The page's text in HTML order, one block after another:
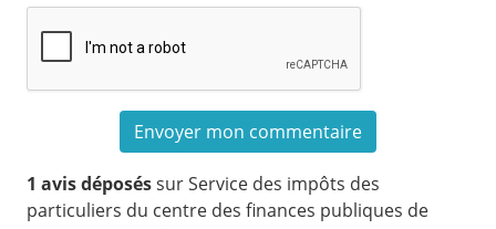
1 avis déposéssur Service des impôts des
particuliers du centre des finances publiques de